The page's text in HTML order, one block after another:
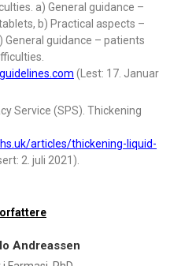
a) General guidance –
b) Practical aspects –
General guidance – patients
(Lest: 17. Januar
Service (SPS). Thickening
articles/thickening-liquid-
2. juli 2021).
Andreassen